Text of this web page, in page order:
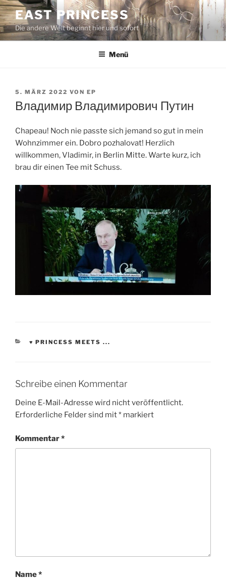
Zum
Inhalt
springen
EAST PRINCESS
Die andere Welt beginnt hier und sofort
Menü
VERÖFFENTLICHT
AM
5. MÄRZ 2022 VON EP
Владимир Владимирович Путин
Chapeau! Noch nie passte sich jemand so gut in mein
Wohnzimmer ein. Dobro pozhalovat! Herzlich
willkommen, Vladimir, in Berlin Mitte. Warte kurz, ich
brau dir einen Tee mit Schuss.
KATEGORIEN
♥ PRINCESS MEETS ...
Schreibe einen Kommentar
Deine E-Mail-Adresse wird nicht veröffentlicht.
Erforderliche Felder sind mit* markiert
Kommentar*
Name*